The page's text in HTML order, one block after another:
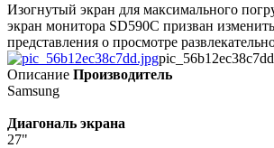
Изогнутый экран для максимального
экран монитора SD590C призван
представления о просмотре
Описание Производитель
Samsung
Диагональ экрана
27"